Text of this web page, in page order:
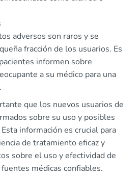
adversos son raros y se
fracción de los usuarios. Es
informen sobre
a su médico para una
que los nuevos usuarios de
sobre su uso y posibles
información es crucial para
de tratamiento eficaz y
sobre el uso y efectividad de
médicas confiables.